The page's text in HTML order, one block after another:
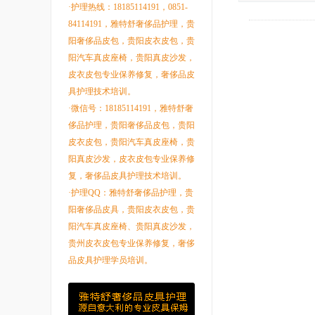
·护理热线：18185114191，0851-
84114191，雅特舒奢侈品护理，贵
阳奢侈品皮包，贵阳皮衣皮包，贵
阳汽车真皮座椅，贵阳真皮沙发，
皮衣皮包专业保养修复，奢侈品皮
具护理技术培训。
·微信号：18185114191，雅特舒奢
侈品护理，贵阳奢侈品皮包，贵阳
皮衣皮包，贵阳汽车真皮座椅，贵
阳真皮沙发，皮衣皮包专业保养修
复，奢侈品皮具护理技术培训。
·护理QQ：雅特舒奢侈品护理，贵
阳奢侈品皮具，贵阳皮衣皮包，贵
阳汽车真皮座椅、贵阳真皮沙发，
贵州皮衣皮包专业保养修复，奢侈
品皮具护理学员培训。